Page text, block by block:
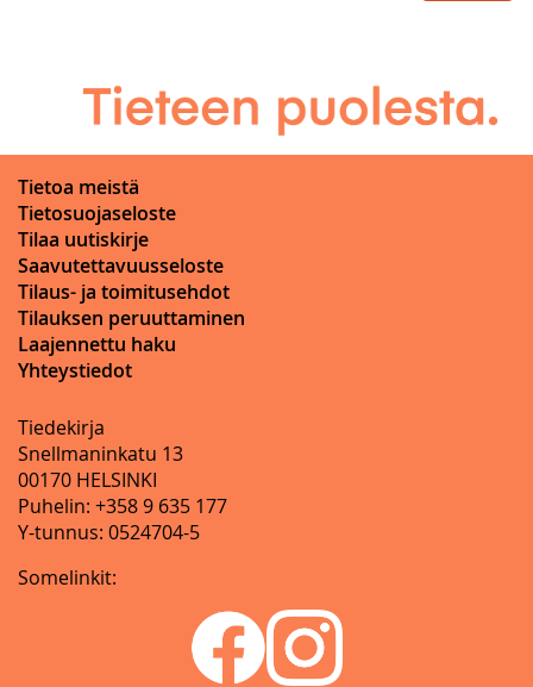
Tietoa meistä
Tietosuojaseloste
Tilaa uutiskirje
Saavutettavuusseloste
Tilaus- ja toimitusehdot
Tilauksen peruuttaminen
Laajennettu haku
Yhteystiedot
Tiedekirja
Snellmaninkatu 13
00170 HELSINKI
Puhelin: +358 9 635 177
Y-tunnus: 0524704-5
Somelinkit: